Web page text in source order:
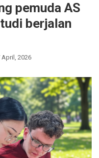
pemuda AS
berjalan
April, 2026